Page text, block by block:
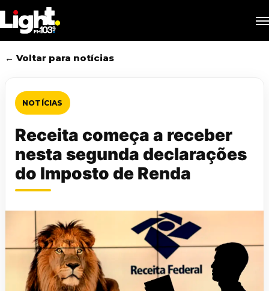
to
main
content
← Voltar para notícias
NOTÍCIAS
Receita começa a receber
nesta segunda declarações
do Imposto de Renda